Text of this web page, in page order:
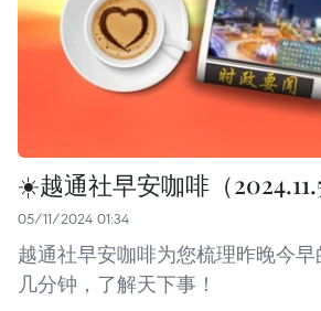
☀️越通社早安咖啡（2024.11.5
05/11/2024 01:34
越通社早安咖啡为您梳理昨晚今
几分钟，了解天下事！